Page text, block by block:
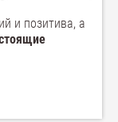
и позитива, а